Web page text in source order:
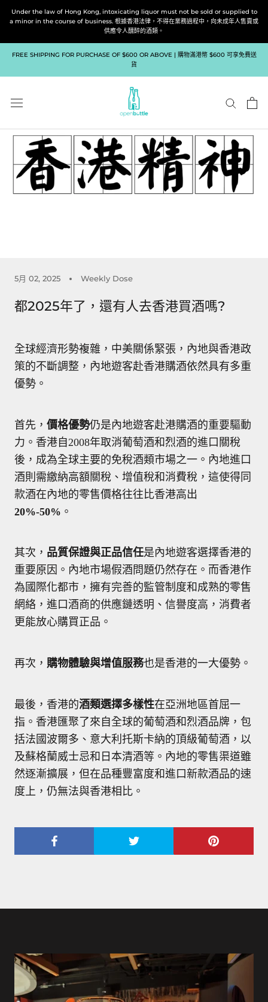
Under the law of Hong Kong, intoxicating liquor must not be sold or supplied to
a minor in the course of business. 根據香港法律，不得在業務過程中，向未成年人售賣或
供應令人醺醉的酒類。
FREE SHIPPING FOR PURCHASE OF $600 OR ABOVE | 購物滿港幣 $600 可享免費送
貨
5月 02, 2025 Weekly Dose
都2025年了，還有人去香港買酒嗎?
全球經濟形勢複雜，中美關係緊張，內地與香港政
策的不斷調整，內地遊客赴香港購酒依然具有多重
優勢。
首先， 價格優勢仍是內地遊客赴港購酒的重要驅動
力。香港自2008年取消葡萄酒和烈酒的進口關稅
後，成為全球主要的免稅酒類市場之一。內地進口
酒則需繳納高額關稅、增值稅和消費稅，這使得同
款酒在內地的零售價格往往比香港高出
20%-50% 。
其次， 品質保證與正品信任是內地遊客選擇香港的
重要原因。內地市場假酒問題仍然存在。而香港作
為國際化都市，擁有完善的監管制度和成熟的零售
網絡，進口酒商的供應鏈透明、信譽度高，消費者
更能放心購買正品。
再次， 購物體驗與增值服務也是香港的一大優勢。
最後，香港的酒類選擇多樣性在亞洲地區首屈一
指。香港匯聚了來自全球的葡萄酒和烈酒品牌，包
括法國波爾多、意大利托斯卡納的頂級葡萄酒，以
及蘇格蘭威士忌和日本清酒等。內地的零售渠道雖
然逐漸擴展，但在品種豐富度和進口新款酒品的速
度上，仍無法與香港相比。